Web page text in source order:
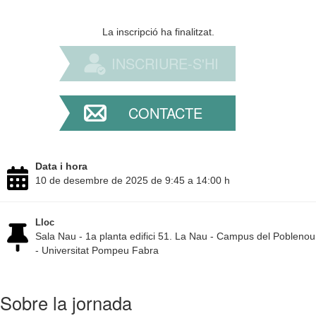
La inscripció ha finalitzat.
INSCRIURE-S'HI
CONTACTE
Data i hora
10 de desembre de 2025 de 9:45 a 14:00 h
Lloc
Sala Nau - 1a planta edifici 51. La Nau - Campus del Poblenou
- Universitat Pompeu Fabra
Sobre la jornada